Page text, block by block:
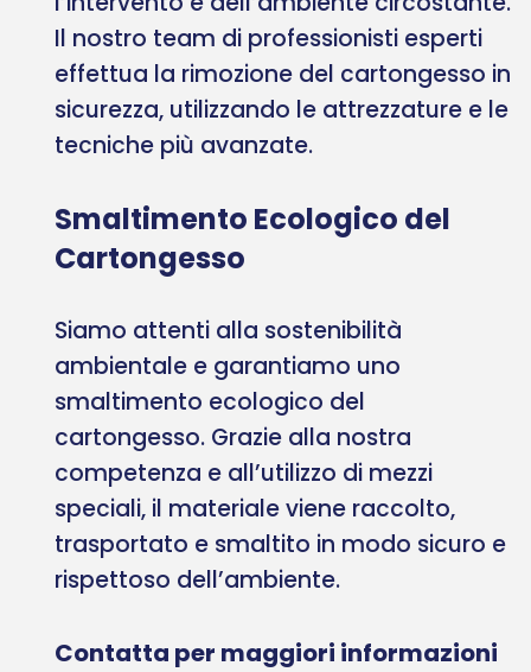
Il nostro team di professionisti esperti
effettua la rimozione del cartongesso in
sicurezza, utilizzando le attrezzature e le
tecniche più avanzate.
Smaltimento Ecologico del
Cartongesso
Siamo attenti alla sostenibilità
ambientale e garantiamo uno
smaltimento ecologico del
cartongesso. Grazie alla nostra
competenza e all’utilizzo di mezzi
speciali, il materiale viene raccolto,
trasportato e smaltito in modo sicuro e
rispettoso dell’ambiente.
Contatta per maggiori informazioni